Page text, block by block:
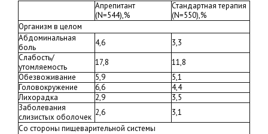
Апрепитант
(N=544),%
Стандартная терапия
(N=550),%
Организм в целом
Абдоминальная
боль
4,6
3,3
Слабость/
утомляемость
17,8
11,8
Обезвоживание
5,9
5,1
Головокружение
6,6
4,4
Лихорадка
2,9
3,5
Заболевания
слизистых оболочек 2,6
3,1
Со стороны пищеварительной системы